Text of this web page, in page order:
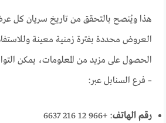
هذا ويُنصح بالتحقق من تاريخ سريان
العروض محددة بفترة زمنية معينة
الحصول على مزيد من المعلومات، يمكن
– فرع السنابل عبر:
رقم الهاتف: +966 12 216 6637